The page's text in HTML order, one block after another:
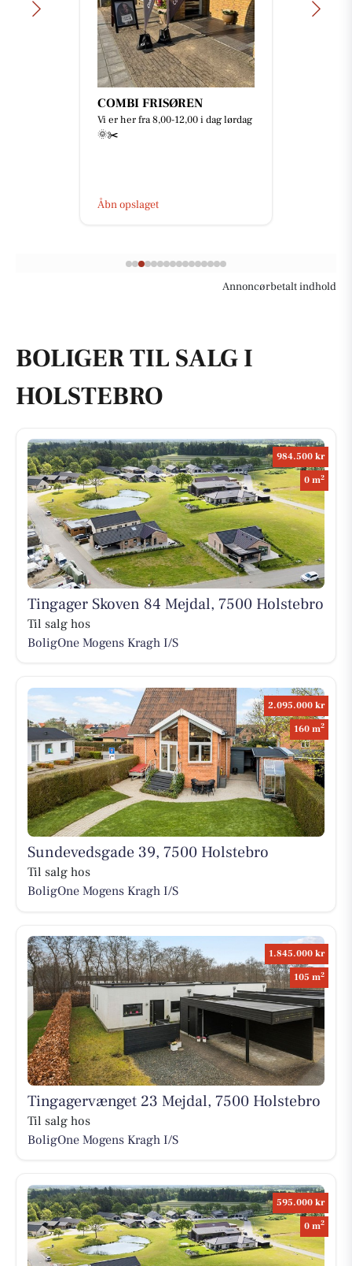
COMBI FRISØREN
Vi er her fra 8,00-12,00 i dag lørdag
🌞✂️
Åbn opslaget
Annoncørbetalt indhold
BOLIGER TIL SALG I
HOLSTEBRO
984.500 kr
0 m2
Tingager Skoven 84 Mejdal, 7500 Holstebro
Til salg hos
BoligOne Mogens Kragh I/S
2.095.000 kr
160 m2
Sundevedsgade 39, 7500 Holstebro
Til salg hos
BoligOne Mogens Kragh I/S
1.845.000 kr
105 m2
Tingagervænget 23 Mejdal, 7500 Holstebro
Til salg hos
BoligOne Mogens Kragh I/S
595.000 kr
0 m2